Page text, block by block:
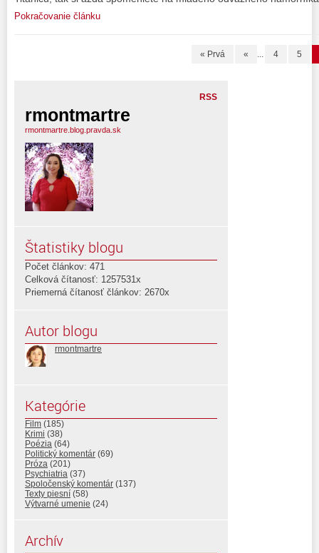
Pokračovanie článku
« Prvá « ... 4 5
RSS
rmontmartre
rmontmartre.blog.pravda.sk
Štatistiky blogu
Počet článkov: 471
Celková čítanosť: 1257531x
Priemerná čítanosť článkov: 2670x
Autor blogu
rmontmartre
Kategórie
Film (185)
Krimi (38)
Poézia (64)
Politický komentár (69)
Próza (201)
Psychiatria (37)
Spoločenský komentár (137)
Texty piesní (58)
Výtvarné umenie (24)
Archív